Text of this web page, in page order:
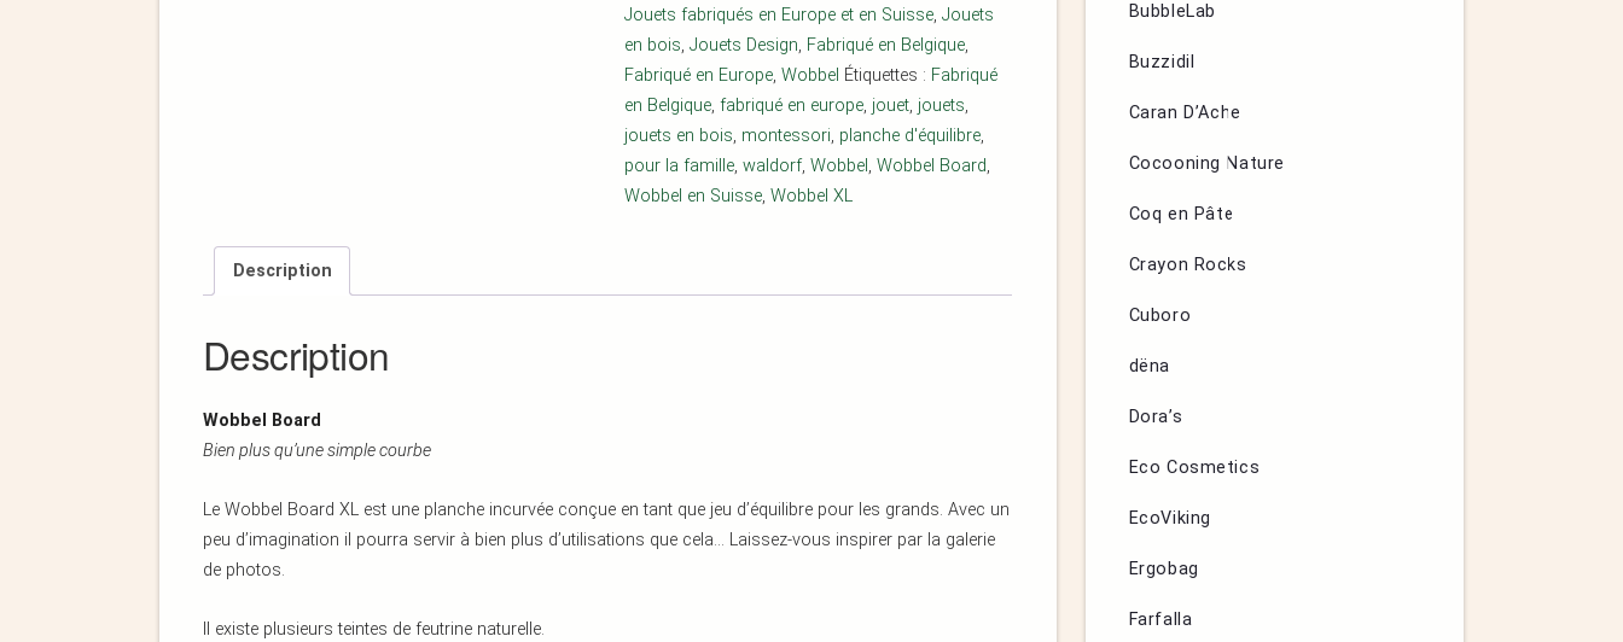
Jouets fabriqués en Europe et en Suisse, Jouets
en bois, Jouets Design, Fabriqué en Belgique,
Fabriqué en Europe, Wobbel Étiquettes : Fabriqué
en Belgique, fabriqué en europe, jouet, jouets,
jouets en bois, montessori, planche d'équilibre,
pour la famille, waldorf, Wobbel , Wobbel Board,
Wobbel en Suisse, Wobbel XL
Description
Description
Wobbel Board
Bien plus qu’une simple courbe
Le Wobbel Board XL est une planche incurvée conçue en tant que jeu d’équilibre pour les grands. Avec un
peu d’imagination il pourra servir à bien plus d’utilisations que cela… Laissez-vous inspirer par la galerie
de photos.
Il existe plusieurs teintes de feutrine naturelle.
BubbleLab
Buzzidil
Caran D’Ache
Cocooning Nature
Coq en Pâte
Crayon Rocks
Cuboro
dëna
Dora’s
Eco Cosmetics
EcoViking
Ergobag
Farfalla